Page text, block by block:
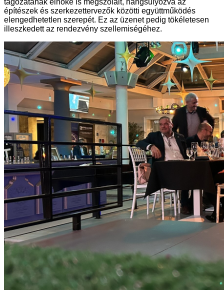
tagozatának elnöke is megszólalt, hangsúlyozva az
építészek és szerkezettervezők közötti együttműködés
elengedhetetlen szerepét. Ez az üzenet pedig tökéletesen
illeszkedett az rendezvény szellemiségéhez.